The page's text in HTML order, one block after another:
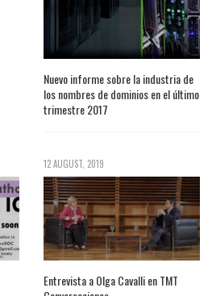
Nuevo informe sobre la industria de
los nombres de dominios en el último
trimestre 2017
12 AUGUST, 2019
Entrevista a Olga Cavalli en TMT